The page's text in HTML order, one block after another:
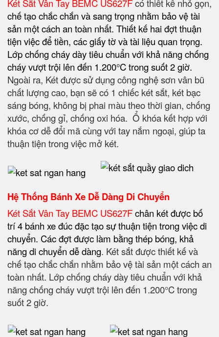
Két Sắt Vân Tay BEMC US627Fcó thiết kế nhỏ gọn,
chế tạo chắc chắn và sang trọng nhằm bảo vệ tài
sản một cách an toàn nhất. Thiết kế hai đợt thuận
tiện việc để tiền, các giấy tờ và tài liệu quan trọng.
Lớp chống cháy dày tiêu chuẩn với khả năng chống
cháy vượt trội lên đến 1.200°C trong suốt 2 giờ.
Ngoài ra, Két được sử dụng công nghệ sơn vân bũ
chất lượng cao, bạn sẽ có 1 chiếc két sắt, két bạc
sáng bóng, không bị phai màu theo thời gian, chống
xước, chống gỉ, chống oxi hóa. Ổ khóa kết hợp với
khóa cơ dễ đổi mã cùng với tay nắm ngoại, giúp ta
thuận tiện trong việc mở két.
Hệ Thống Bánh Xe Dễ Dàng Di Chuyển
Két Sắt Vân Tay BEMC US627Fchân két được bố
trí 4 bánh xe đúc đặc tạo sự thuận tiện trong việc di
chuyển. Các đợt được làm bằng thép bóng, khả
năng di chuyển dễ dàng. Két sắt được thiết kế và
chế tạo chắc chắn nhằm bảo vệ tài sản một cách an
toàn nhất. Lớp chống cháy dày tiêu chuẩn với khả
năng chống cháy vượt trội lên đến 1.200°C trong
suốt 2 giờ.